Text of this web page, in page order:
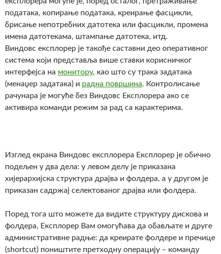
података, копирање података, креирање фасцикли,
брисање непотребних датотека или фасцикли, промена
имена датотекама, штампање датотека, итд.
Виндовс експлорер је такође саставни део оперативног
система који представља више ставки корисничког
интерфејса на монитору, као што су трака задатака
(менаџер задатака) и радна површина. Контролисање
рачунара је могуће без Виндовс Експлорера ако се
активира команди режим за рад са карактерима.
Изглед екрана Виндовс експлорера Експлорер је обично
подељен у два дела: у левом делу је приказана
хијерархијска структура драјва и фолдера, а у другом је
приказан садржај селектованог драјва или фолдера.
Поред тога што можете да видите структуру дискова и
фолдера, Експлорер Вам омогућава да обављате и друге
административне радње: да креирате фолдере и пречице
(shortcut) поништите претходну операцију – команду